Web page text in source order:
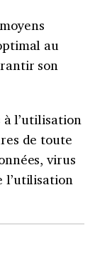
au
son
à l’utilisation
de toute
virus
l’utilisation